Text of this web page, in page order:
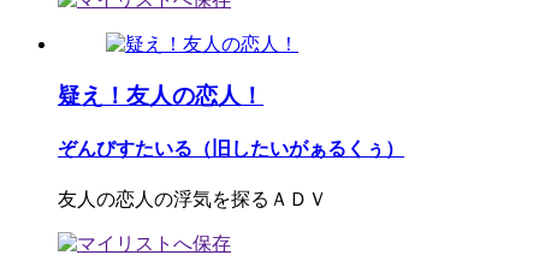
疑え！友人の恋人！
ぞんびすたいる（旧したいがぁるくぅ）
友人の恋人の浮気を探るＡＤＶ